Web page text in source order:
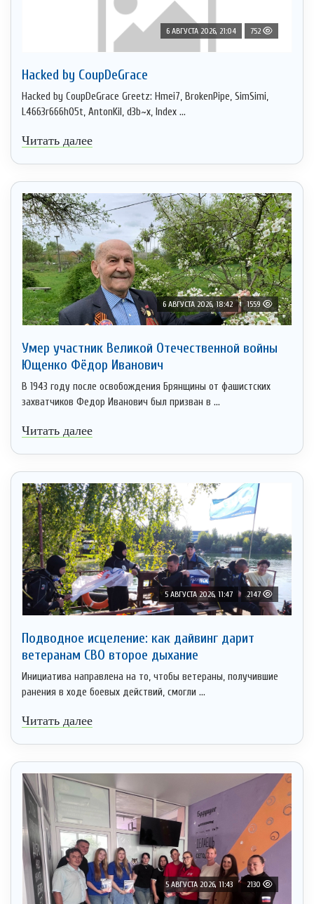
6 АВГУСТА 2026, 21:04 752
Hacked by CoupDeGrace
Hacked by CoupDeGrace Greetz: Hmei7, BrokenPipe, SimSimi,
L4663r666h05t, AntonKil, d3b~x, Index ...
Читать далее
6 АВГУСТА 2026, 18:42 1559
Умер участник Великой Отечественной войны
Ющенко Фёдор Иванович
В 1943 году после освобождения Брянщины от фашистских
захватчиков Федор Иванович был призван в ...
Читать далее
5 АВГУСТА 2026, 11:47 2147
Подводное исцеление: как дайвинг дарит
ветеранам СВО второе дыхание
Инициатива направлена на то, чтобы ветераны, получившие
ранения в ходе боевых действий, смогли ...
Читать далее
5 АВГУСТА 2026, 11:43 2130